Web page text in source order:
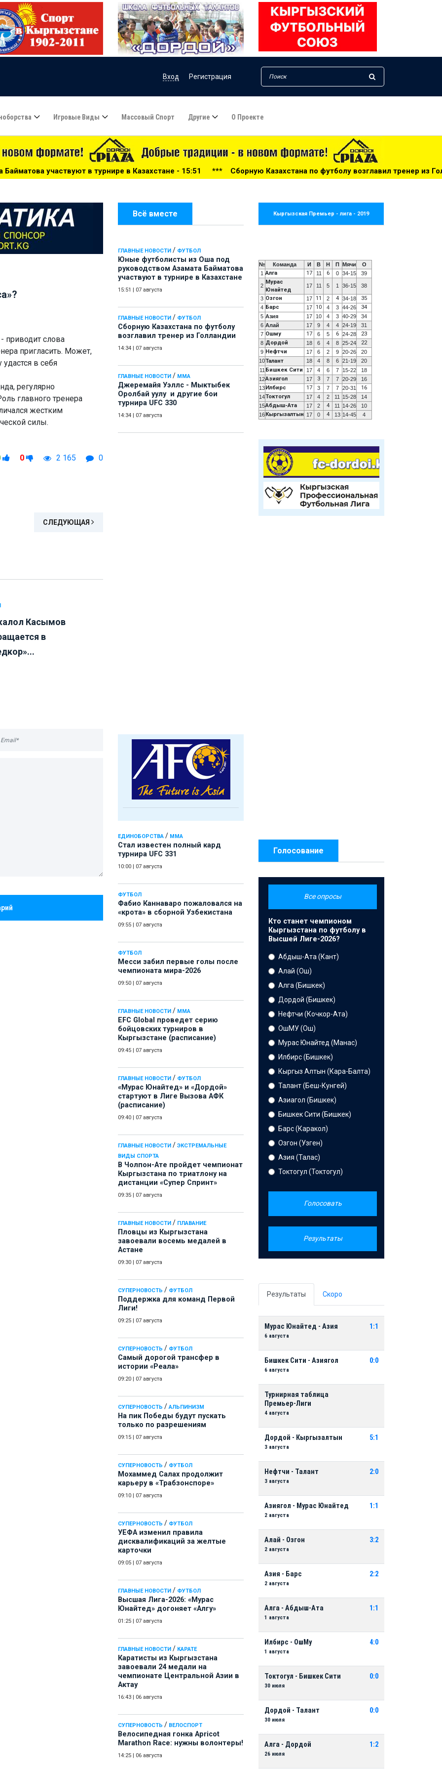
Вход Регистрация
Игровые Виды Массовый Спорт Другие О Проекте
турнире в Казахстане - 15:51 ***Сборную Казахстана по футболу возглавил тренер из Голландии - 14:34 ***
Всё вместе
ГЛАВНЫЕ НОВОСТИ / ФУТБОЛ
Юные футболисты из Оша под
руководством Азамата Байматова
участвуют в турнире в Казахстане
15:51 07 августа
ГЛАВНЫЕ НОВОСТИ / ФУТБОЛ
Сборную Казахстана по футболу
возглавил тренер из Голландии
14:34 07 августа
ГЛАВНЫЕ НОВОСТИ / ММА
Джеремайя Уэллс - Мыктыбек
Оролбай уулу и другие бои
турнира UFC 330
14:34 07 августа
ЕДИНОБОРСТВА / ММА
Стал известен полный кард
турнира UFC 331
10:00 07 августа
ФУТБОЛ
Фабио Каннаваро пожаловался на
«крота» в сборной Узбекистана
09:55 07 августа
ФУТБОЛ
Месси забил первые голы после
чемпионата мира-2026
09:50 07 августа
ГЛАВНЫЕ НОВОСТИ / ММА
EFC Global проведет серию
бойцовских турниров в
Кыргызстане (расписание)
09:45 07 августа
ГЛАВНЫЕ НОВОСТИ / ФУТБОЛ
«Мурас Юнайтед» и «Дордой»
стартуют в Лиге Вызова АФК
(расписание)
09:40 07 августа
ГЛАВНЫЕ НОВОСТИ / ЭКСТРЕМАЛЬНЫЕ
ВИДЫ СПОРТА
В Чолпон-Ате пройдет чемпионат
Кыргызстана по триатлону на
дистанции «Супер Спринт»
09:35 07 августа
ГЛАВНЫЕ НОВОСТИ / ПЛАВАНИЕ
Пловцы из Кыргызстана
завоевали восемь медалей в
Астане
09:30 07 августа
СУПЕРНОВОСТЬ / ФУТБОЛ
Поддержка для команд Первой
Лиги!
09:25 07 августа
СУПЕРНОВОСТЬ / ФУТБОЛ
Самый дорогой трансфер в
истории «Реала»
09:20 07 августа
СУПЕРНОВОСТЬ / АЛЬПИНИЗМ
На пик Победы будут пускать
только по разрешениям
09:15 07 августа
СУПЕРНОВОСТЬ / ФУТБОЛ
Мохаммед Салах продолжит
карьеру в «Трабзонспоре»
09:10 07 августа
СУПЕРНОВОСТЬ / ФУТБОЛ
УЕФА изменил правила
дисквалификаций за желтые
карточки
09:05 07 августа
ГЛАВНЫЕ НОВОСТИ / ФУТБОЛ
Высшая Лига-2026: «Мурас
Юнайтед» догоняет «Алгу»
01:25 07 августа
ГЛАВНЫЕ НОВОСТИ / КАРАТЕ
Каратисты из Кыргызстана
завоевали 24 медали на
чемпионате Центральной Азии в
Актау
16:43 06 августа
СУПЕРНОВОСТЬ / ВЕЛОСПОРТ
Велосипедная гонка Apricot
Marathon Race: нужны волонтеры!
14:25 06 августа
приводит слова
пригласить. Может,
в себя
регулярно
главного тренера
жестким
силы.
0 2 165 0
СЛЕДУЮЩАЯ
Касымов
в
Кыргызская Премьер - лига - 2019
№ Команда И В Н П Мячи
О
1 Алга 17 11 6 0 34-15 39
2
Мурас
Юнайтед
17 11 5 1 36-15 38
3 Озгон 17 11 2 4 34-18 35
4 Барс 17 10 4 3 44-26 34
5 Азия 17 10 4 3 40-29
34
6 Алай 17 9 4 4 24-19
31
7 Ошму 17 6 5 6 24-28 23
8 Дордой 18 6 4 8 25-24 22
9 Нефтчи 17 6 2 9 20-26
20
10Талант 18 4 8 6 21-19
20
11 Бишкек Сити 17 4 6 7 15-22
18
12Азиягол 17 3 7 7 20-29
16
13 Илбирс 17 3 7 7 20-31 16
14Токтогул 17 4 2 11 15-28
14
15Абдыш-Ата 17 2 4 11 14-26
10
16 Кыргызалтын 17 0 4 13 14-45 4
Голосование
Все опросы
Кто станет чемпионом
Кыргызстана по футболу в
Высшей Лиге-2026?
Абдыш-Ата (Кант)
Алай (Ош)
Алга (Бишкек)
Дордой (Бишкек)
Нефтчи (Кочкор-Ата)
ОшМУ (Ош)
Мурас Юнайтед (Манас)
Илбирс (Бишкек)
Кыргыз Алтын (Кара-Балта)
Талант (Беш-Кунгей)
Азиагол (Бишкек)
Бишкек Сити (Бишкек)
Барс (Каракол)
Озгон (Узген)
Азия (Талас)
Токтогул (Токтогул)
Голосовать
Результаты
Результаты Скоро
Мурас Юнайтед - Азия
6 августа
1:1
Бишкек Сити - Азиягол
6 августа
0:0
Турнирная таблица
Премьер-Лиги
4 августа
Дордой - Кыргызалтын
3 августа
5:1
Нефтчи - Талант
3 августа
2:0
Азиягол - Мурас Юнайтед
2 августа
1:1
Алай - Озгон
2 августа
3:2
Азия - Барс
2 августа
2:2
Алга - Абдыш-Ата
1 августа
1:1
Илбирс - ОшМу
1 августа
4:0
Токтогул - Бишкек Сити
30 июля
0:0
Дордой - Талант
30 июля
0:0
Алга - Дордой
26 июля
1:2